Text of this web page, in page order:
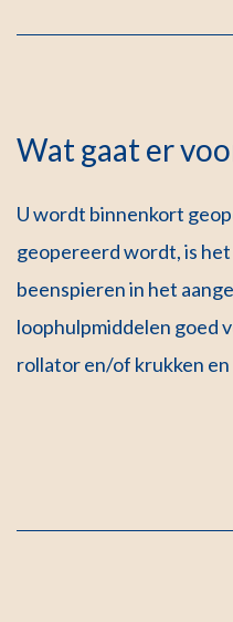
Wat gaat er
U wordt binnenkort
geopereerd wordt, is
beenspieren in het
loophulpmiddelen goed
rollator en/of krukken